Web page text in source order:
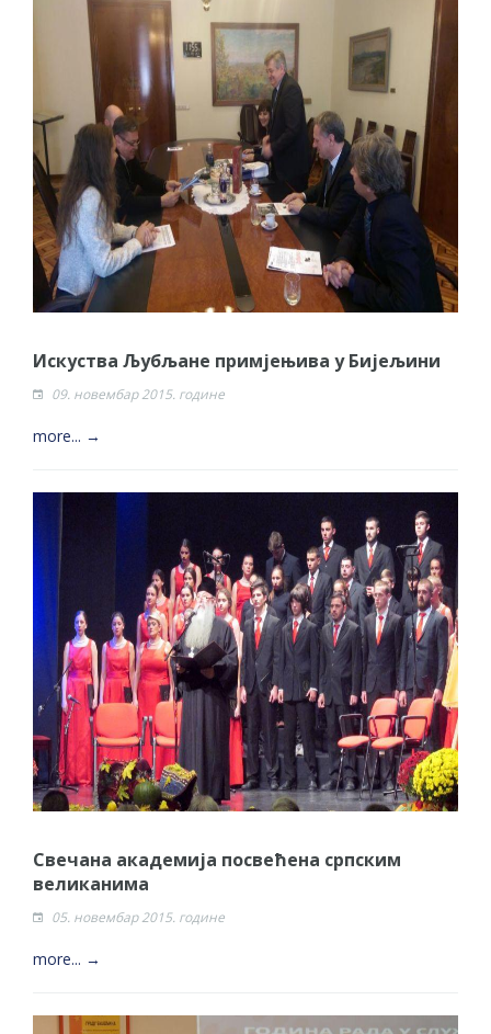
Искуства Љубљане примјењива у Бијељини
09. новембар 2015. године
more... →
Свечана академија посвећена српским
великанима
05. новембар 2015. године
more... →